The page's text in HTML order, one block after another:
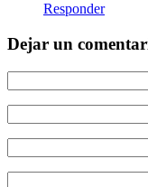
Responder
Dejar un